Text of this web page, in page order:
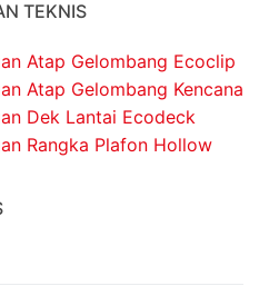
TEKNIS
Atap Gelombang Ecoclip
Atap Gelombang Kencana
Dek Lantai Ecodeck
Rangka Plafon Hollow